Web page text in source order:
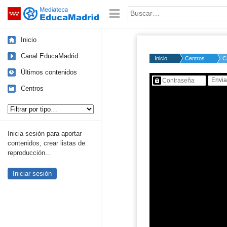
Saltar navegación Palabra o frase:
Inicio
Canal EducaMadrid
Últimos contenidos
Centros
Inicia sesión para aportar
contenidos, crear listas de
reproducción...
Iniciar sesión
Inicio Centros
Contenido protegido…